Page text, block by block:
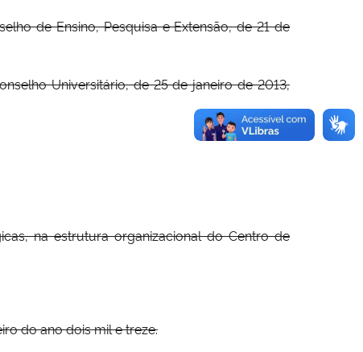
de Ensino, Pesquisa e Extensão, de 21 de
Universitário, de 25 de janeiro de 2013,
na estrutura organizacional do Centro de
do ano dois mil e treze.